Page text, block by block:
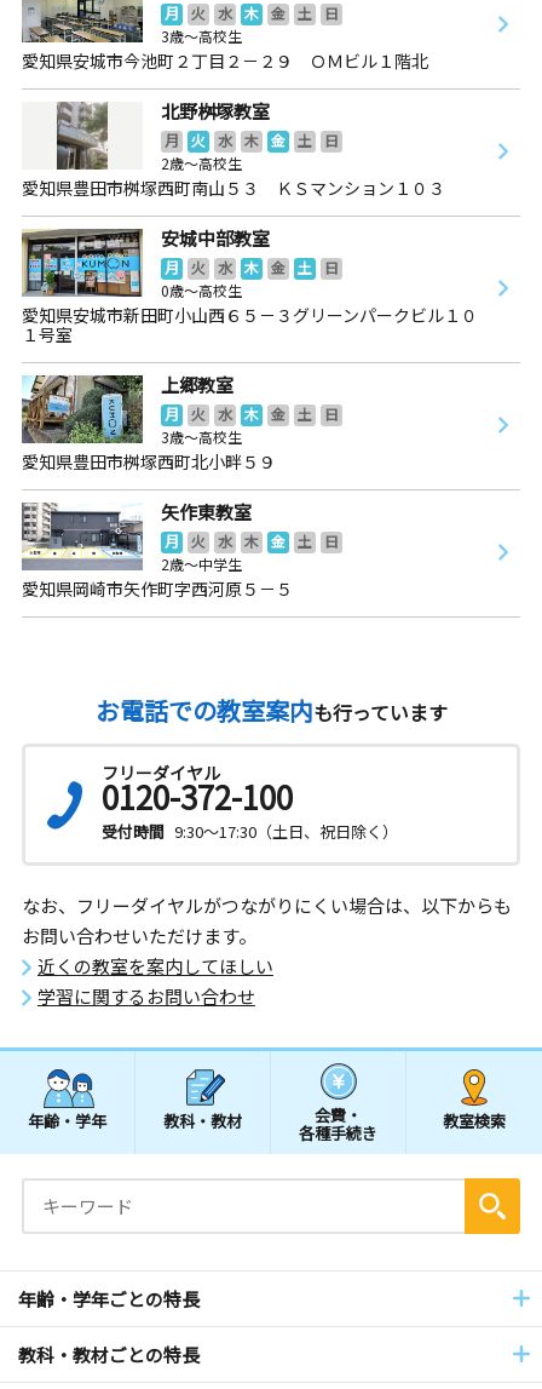
月 火 水 木 金 土
日
3歳～高校生
愛知県安城市今池町２丁目２－２９ ＯＭビル１階北
北野桝塚教室
月 火 水 木 金 土
日
2歳～高校生
愛知県豊田市桝塚西町南山５３ ＫＳマンション１０３
安城中部教室
月 火 水 木 金 土
日
0歳～高校生
愛知県安城市新田町小山西６５－３グリーンパークビル１０
１号室
上郷教室
月 火 水 木 金 土
日
3歳～高校生
愛知県豊田市桝塚西町北小畔５９
矢作東教室
月 火 水 木 金 土
日
2歳～中学生
愛知県岡崎市矢作町字西河原５－５
お電話での教室案内も行っています
フリーダイヤル
0120-372-100
受付時間 9:30～17:30（土日、祝日除く）
なお、フリーダイヤルがつながりにくい場合は、以下からも
お問い合わせいただけます。
近くの教室を案内してほしい
学習に関するお問い合わせ
年齢・学年 教科・教材 会費・
各種手続き
教室検索
年齢・学年ごとの特長
教科・教材ごとの特長